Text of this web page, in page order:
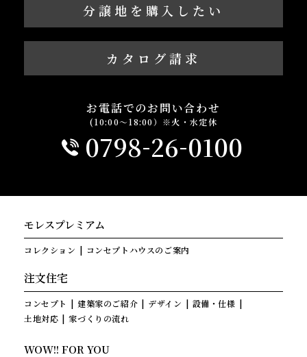
分譲地を購入したい
カタログ請求
お電話でのお問い合わせ
(10:00～18:00）※火・水定休
0798-26-0100
モレスプレミアム
コレクション コンセプトハウスのご案内
注文住宅
コンセプト 建築家のご紹介 デザイン
設備・仕様
土地対応
家づくりの流れ
WOW!! FOR YOU